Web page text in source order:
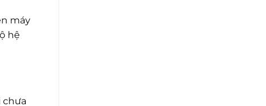
máy
hệ
chưa